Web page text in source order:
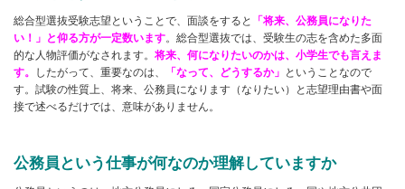
総合型選抜受験志望ということで、面談をすると
「将来、公務員になりた
い！」と仰る方が一定数います。総合型選抜では、受験生の志を含めた多面
的な人物評価がなされます。 将来、何になりたいのかは、小学生でも言えま
す。
したがって、重要なのは、 「なって、どうするか」 ということなので
す。試験の性質上、将来、公務員になります（なりたい）と志望理由書や面
接で述べるだけでは、意味がありません。
公務員という仕事が何なのか理解していますか